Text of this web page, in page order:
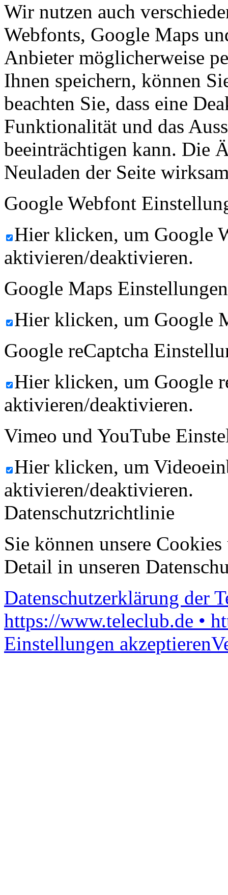
Wir nutzen auch
Webfonts, Google Maps
Anbieter möglicherweise
Ihnen speichern, können
beachten Sie, dass eine
Funktionalität und das
beeinträchtigen kann. Die
Neuladen der Seite
Google Webfont
Hier klicken, um Google
aktivieren/deaktivieren.
Google Maps
Hier klicken, um Google
Google reCaptcha
Hier klicken, um Google
aktivieren/deaktivieren.
Vimeo und YouTube
Hier klicken, um
aktivieren/deaktivieren.
Datenschutzrichtlinie
Sie können unsere
Detail in unseren
Datenschutzerklärung der
https://www.teleclub.de •
Einstellungen akzeptieren